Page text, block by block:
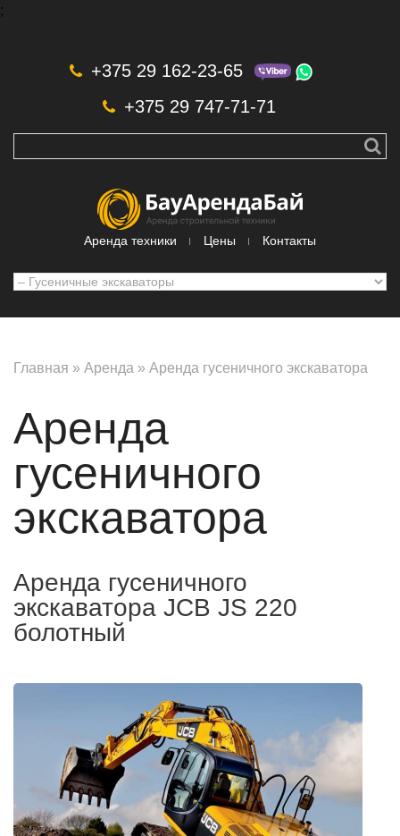
;
+375 29 162-23-65
+375 29 747-71-71
Аренда техники Цены Контакты
Главная » Аренда » Аренда гусеничного экскаватора
Аренда
гусеничного
экскаватора
Аренда гусеничного
экскаватора JCB JS 220
болотный